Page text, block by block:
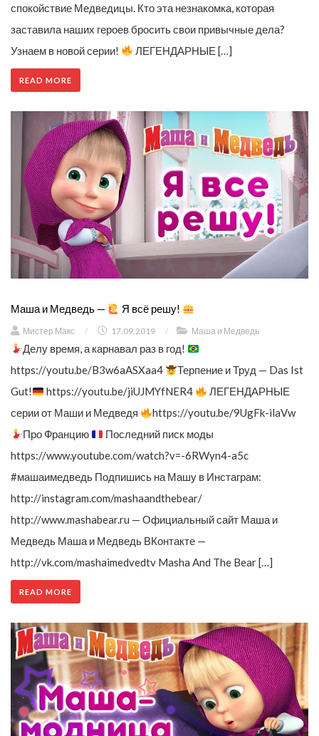
спокойствие Медведицы. Кто эта незнакомка, которая
заставила наших героев бросить свои привычные дела?
Узнаем в новой серии!
ЛЕГЕНДАРНЫЕ […]
READ MORE
Маша и Медведь — Я всё решу!
Мистер Макс / 17.09.2019 / Маша и Медведь
Делу время, а карнавал раз в год!
https://youtu.be/B3w6aASXaa4
Терпение и Труд — Das Ist
Gut!
https://youtu.be/jiUJMYfNER4
ЛЕГЕНДАРНЫЕ
серии от Маши и Медведя
https://youtu.be/9UgFk-ilaVw
Про Францию
Последний писк моды
https://www.youtube.com/watch?v=-6RWyn4-a5c
#машаимедведь Подпишись на Машу в Инстаграм:
http://instagram.com/mashaandthebear/
http://www.mashabear.ru — Официальный сайт Маша и
Медведь Маша и Медведь ВКонтакте —
http://vk.com/mashaimedvedtv Masha And The Bear […]
READ MORE